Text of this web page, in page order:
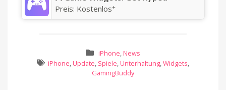
Preis: Kostenlos+
iPhone, News
iPhone, Update, Spiele, Unterhaltung,Widgets,
GamingBuddy